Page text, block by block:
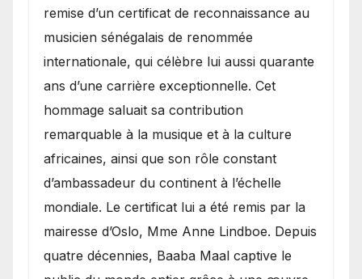
remise d’un certificat de reconnaissance au
musicien sénégalais de renommée
internationale, qui célèbre lui aussi quarante
ans d’une carrière exceptionnelle. Cet
hommage saluait sa contribution
remarquable à la musique et à la culture
africaines, ainsi que son rôle constant
d’ambassadeur du continent à l’échelle
mondiale. Le certificat lui a été remis par la
mairesse d’Oslo, Mme Anne Lindboe. Depuis
quatre décennies, Baaba Maal captive le